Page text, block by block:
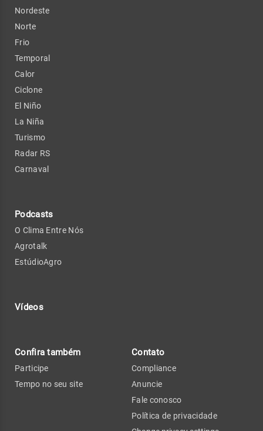
Nordeste
Norte
Frio
Temporal
Calor
Ciclone
El Niño
La Niña
Turismo
Radar RS
Carnaval
Podcasts
O Clima Entre Nós
Agrotalk
EstúdioAgro
Vídeos
Confira também
Participe
Tempo no seu site
Contato
Compliance
Anuncie
Fale conosco
Política de privacidade